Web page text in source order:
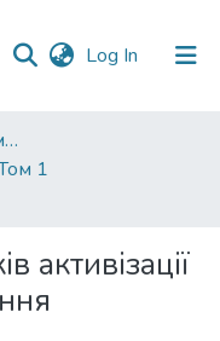
Log In (current)
012. Конференції та семінари НаУКМА
1
активізації